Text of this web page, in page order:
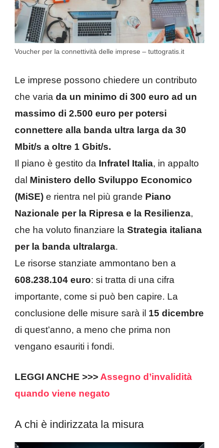
Voucher per la connettività delle imprese – tuttogratis.it
Le imprese possono chiedere un contributo
che varia da un minimo di 300 euro ad un
massimo di 2.500 euro per potersi
connettere alla banda ultra larga da 30
Mbit/s a oltre 1 Gbit/s.
Il piano è gestito da Infratel Italia, in appalto
dal Ministero dello Sviluppo Economico
(MiSE) e rientra nel più grande Piano
Nazionale per la Ripresa e la Resilienza,
che ha voluto finanziare la Strategia italiana
per la banda ultralarga.
Le risorse stanziate ammontano ben a
608.238.104 euro: si tratta di una cifra
importante, come si può ben capire. La
conclusione delle misure sarà il 15 dicembre
di quest’anno, a meno che prima non
vengano esauriti i fondi.
LEGGI ANCHE >>>Assegno d’invalidità
quando viene negato
A chi è indirizzata la misura